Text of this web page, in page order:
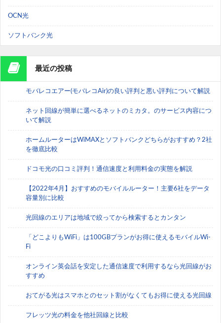
OCN光
ソフトバンク光
最近の投稿
モバレコエアー(モバレコAir)の良い評判と悪い評判について解説
ネット回線が簡単に選べるネットのミカタ。のサービス内容につ
いて解説
ホームルーターはWiMAXとソフトバンクどちらがおすすめ？2社
を徹底比較
ドコモ光の口コミ評判！通信速度と利用料金の実態を解説
【2022年4月】おすすめのモバイルルーター！主要6社をデータ
容量別に比較
光回線のエリアは地域で絞ってから検索するとカンタン
「どこよりもWiFi」は100GBプランがお得に使えるモバイルWi-
Fi
オンライン英会話を安定した通信速度で利用するなら光回線がお
すすめ
おてがる光はスマホとのセット割がなくてもお得に使える光回線
フレッツ光の料金を他社回線と比較